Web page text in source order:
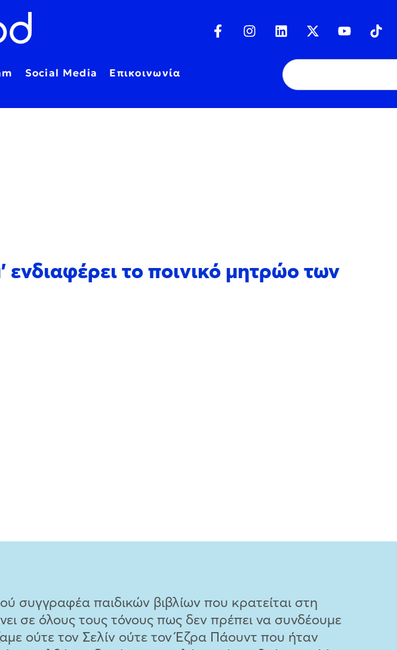
Social Media Επικοινωνία
το ποινικό μητρώο των
συγγραφέα παιδικών βιβλίων που κρατείται στη
σε όλους τους τόνους πως δεν πρέπει να συνδέουμε
ούτε τον Σελίν ούτε τον Έζρα Πάουντ που ήταν